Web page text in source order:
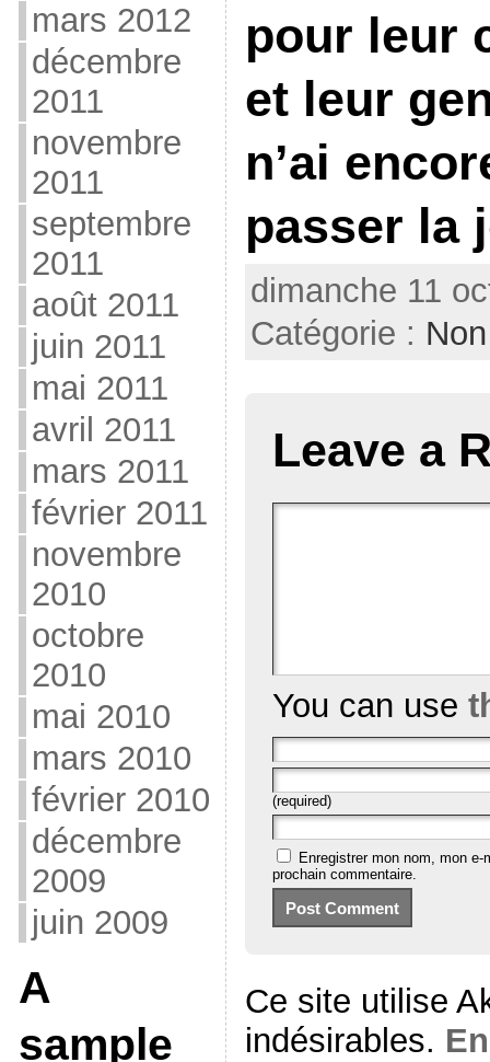
mars 2012
décembre
2011
novembre
2011
septembre
2011
août 2011
juin 2011
mai 2011
avril 2011
mars 2011
février 2011
novembre
2010
octobre
2010
mai 2010
mars 2010
février 2010
décembre
2009
juin 2009
A
sample
pour leur
et leur
n’ai
passer la
dimanche 11
Catégorie :
Leave a
You can use
(required)
Enregistrer mon nom, mon
prochain commentaire.
Ce site utilise
indésirables.